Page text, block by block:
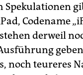
Spekulationen
Codename
derweil
noch teureres